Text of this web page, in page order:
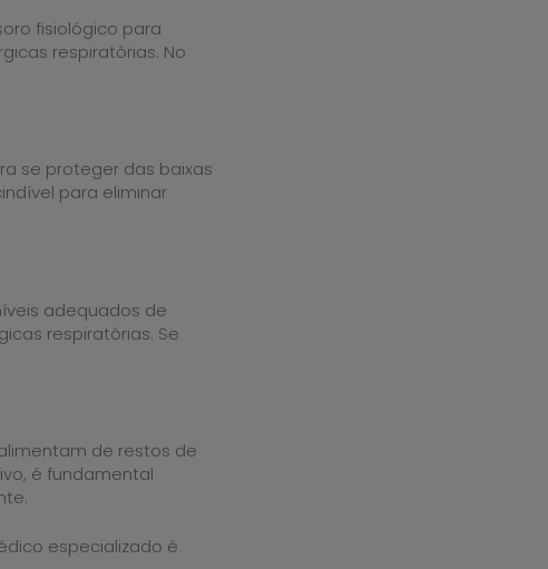
fisiológico para
respiratórias. No
se proteger das baixas
para eliminar
adequados de
respiratórias. Se
de restos de
é fundamental
especializado é